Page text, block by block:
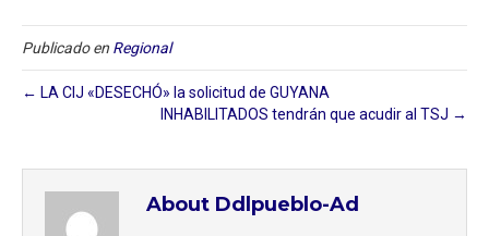
Publicado en Regional
← LA CIJ «DESECHÓ» la solicitud de GUYANA
INHABILITADOS tendrán que acudir al TSJ →
About Ddlpueblo-Ad